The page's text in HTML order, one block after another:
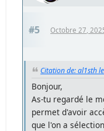
#5 Octobre 27,
Citation de: al1sth
Bonjour,
As-tu regardé le
permet d'avoir
que l'on a